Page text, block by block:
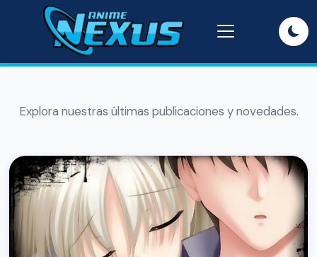
Explora nuestras últimas publicaciones y novedades.